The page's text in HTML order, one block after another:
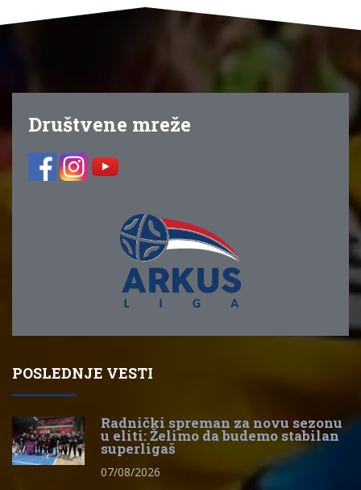
Društvene mreže
POSLEDNJE VESTI
Radnički spreman za novu sezonu
u eliti: Želimo da budemo stabilan
superligaš
07/08/2026